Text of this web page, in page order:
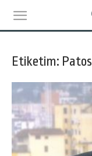
Etiketim: Patos